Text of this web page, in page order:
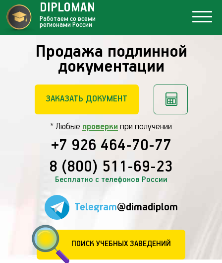
Продажа подлинной
документации
ЗАКАЗАТЬ ДОКУМЕНТ
* Любые проверки при получении
+7 926 464-70-77
8 (800) 511-69-23
Бесплатно с телефонов России
Telegram@dimadiplom
ПОИСК УЧЕБНЫХ ЗАВЕДЕНИЙ
DIPLOMAN
Работаем со всеми
регионами России